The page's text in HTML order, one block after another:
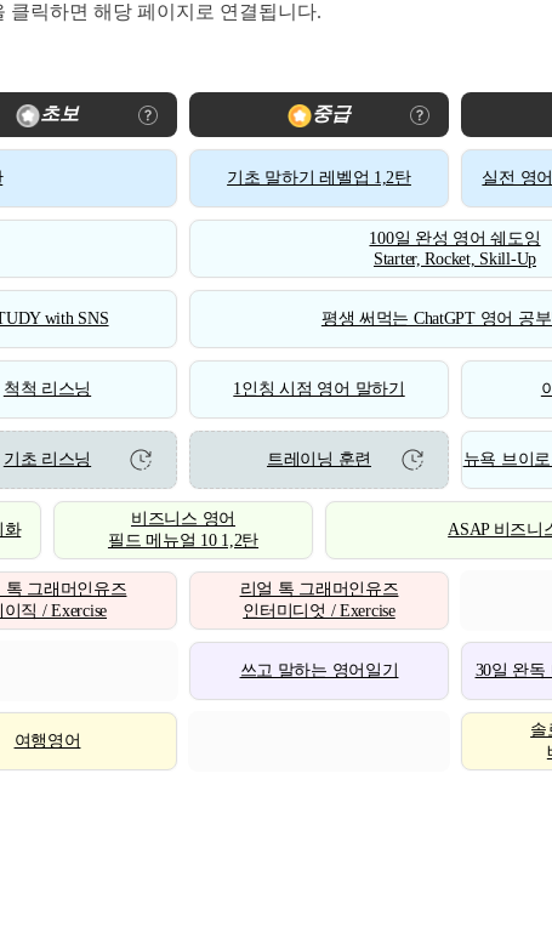
클릭하면 해당 페이지로 연결됩니다.
초보 중급
기초 말하기 레벨업 1,2탄 실전 영
100일 완성 영어 쉐도잉
Starter, Rocket, Skill-Up
with SNS 평생 써먹는 ChatGPT 영어 공
척척 리스닝 1인칭 시점 영어 말하기
기초 리스닝 트레이닝 훈련 뉴욕 브이
화
비즈니스 영어
필드 메뉴얼 10 1,2탄
ASAP 비즈니
톡 그래머인유즈
이직 / Exercise
리얼 톡 그래머인유즈
인터미디엇 / Exercise
쓰고 말하는 영어일기 30일 완독
여행영어
솔